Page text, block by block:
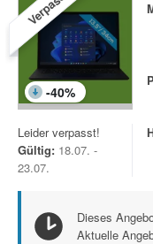
-40%
Leider verpasst!
Gültig: 18.07. -
23.07.
Dieses
Aktuelle